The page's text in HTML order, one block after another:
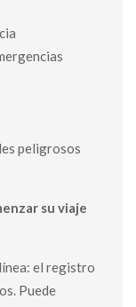
peligrosos
su viaje
el registro
Puede